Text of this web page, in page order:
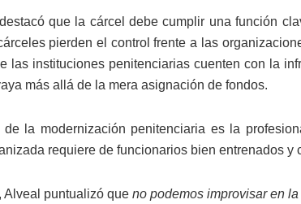
que la cárcel debe cumplir una función
pierden el control frente a las
las instituciones penitenciarias cuenten con la
más allá de la mera asignación de fondos.
la modernización penitenciaria es la
requiere de funcionarios bien entrenados y
Alveal puntualizó que no podemos improvisar en